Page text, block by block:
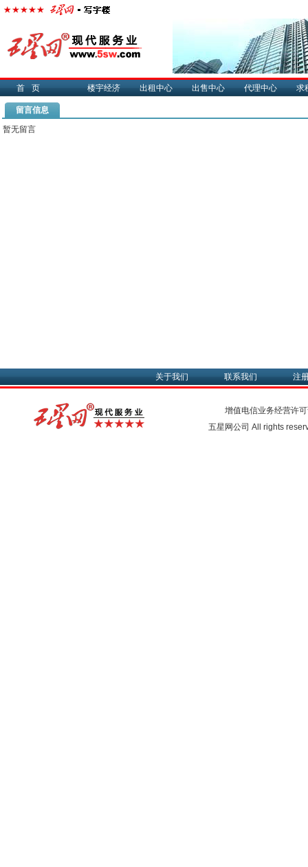
首页 楼宇经济 出租中心 出售中心 代理中心 求
留言信息
暂无留言
关于我们 联系我们 注
增值电信业务经营许
五星网公司 All rights